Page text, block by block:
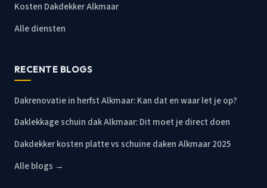
Kosten Dakdekker Alkmaar
Alle diensten
RECENTE BLOGS
Dakrenovatie in herfst Alkmaar: Kan dat en waar let je op?
Daklekkage schuin dak Alkmaar: Dit moet je direct doen
Dakdekker kosten platte vs schuine daken Alkmaar 2025
Alle blogs →